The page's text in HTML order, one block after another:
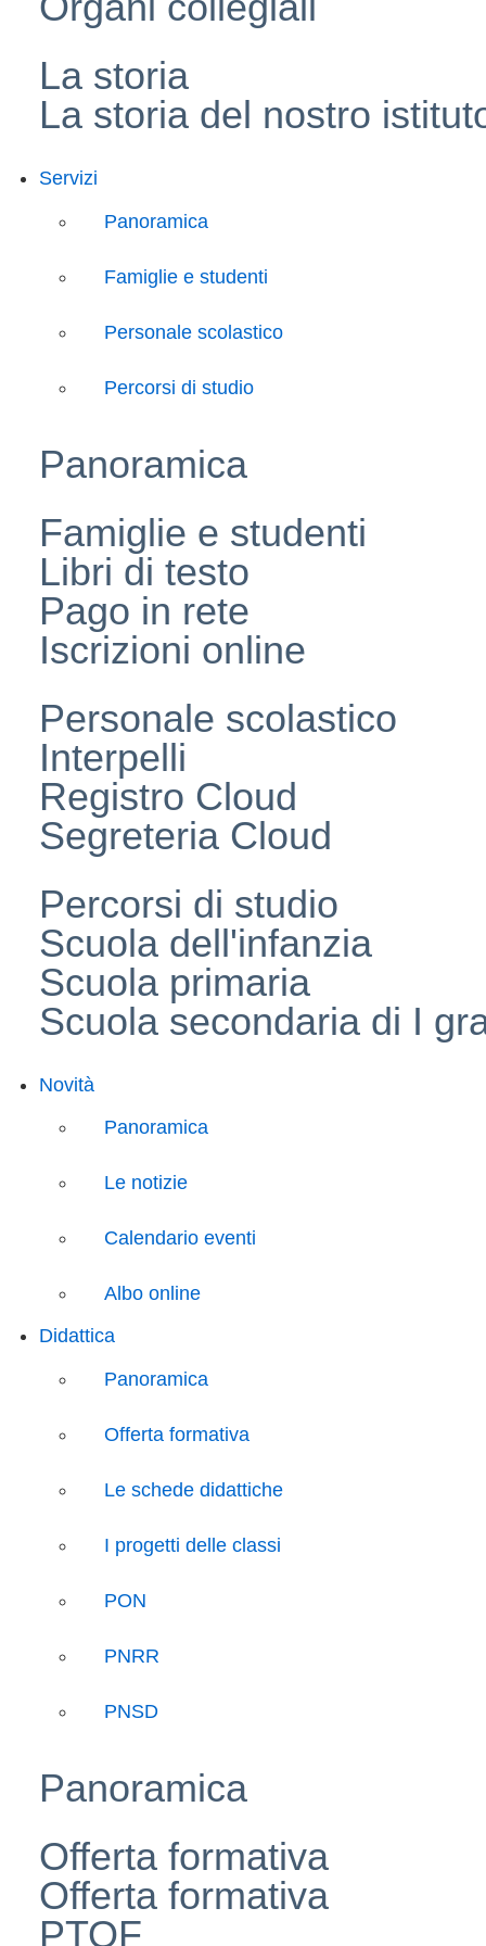
La storia
La storia del nostro
Servizi
Panoramica
Famiglie e studenti
Personale scolastico
Percorsi di studio
Panoramica
Famiglie e studenti
Libri di testo
Pago in rete
Iscrizioni online
Personale scolastico
Interpelli
Registro Cloud
Segreteria Cloud
Percorsi di studio
Scuola dell'infanzia
Scuola primaria
Scuola secondaria di I
Novità
Panoramica
Le notizie
Calendario eventi
Albo online
Didattica
Panoramica
Offerta formativa
Le schede didattiche
I progetti delle classi
PON
PNRR
PNSD
Panoramica
Offerta formativa
Offerta formativa
PTOF